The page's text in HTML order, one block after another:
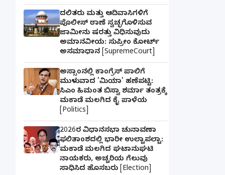
ದಲಿತರು ಮತ್ತು ಆದಿವಾಸಿಗಳಿಗೆ
ಪೊಲೀಸ್ ಠಾಣೆ ಸ್ವಚ್ಛಗೊಳಿಸುವ
ಜಾಮೀನು ಷರತ್ತು ವಿಧಿಸುವುದು
ಅಮಾನವೀಯ: ಸುಪ್ರೀಂ ಕೋರ್ಟ್
ಅಸಮಾಧಾನ [SupremeCourt]
ಅಸ್ಸಾಂನಲ್ಲಿ ಕಾಂಗ್ರೆಸ್ ಪಾಲಿಗೆ
ಮುಳುವಾದ 'ಮಿಯಾ' ಹಣೆಪಟ್ಟಿ:
ಸಿಎಂ ಹಿಮಂತ ಬಿಸ್ವಾ ಶರ್ಮಾ ತಂತ್ರಕ್ಕೆ
ಮಕಾಡೆ ಮಲಗಿದ ಕೈ ಪಾಳೆಯ
[Politics]
2026ರ ವಿಧಾನಸಭಾ ಚುನಾವಣಾ
ಫಲಿತಾಂಶದಲ್ಲಿ ಭಾರೀ ಉಲ್ಟಾಪಲ್ಟಾ:
ಮಕಾಡೆ ಮಲಗಿದ ಘಟಾನುಘಟಿ
ನಾಯಕರು, ಅಚ್ಚರಿಯ ಗೆಲುವು
ಸಾಧಿಸಿದ ಹೊಸಬರು [Election]